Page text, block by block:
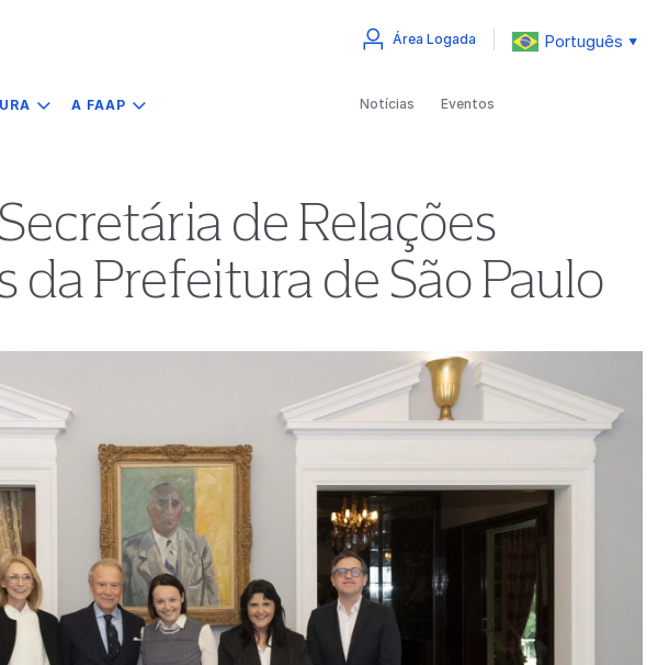
A FAAP
Área Logada Português ▼
Notícias Eventos
de Relações
da Prefeitura de São Paulo